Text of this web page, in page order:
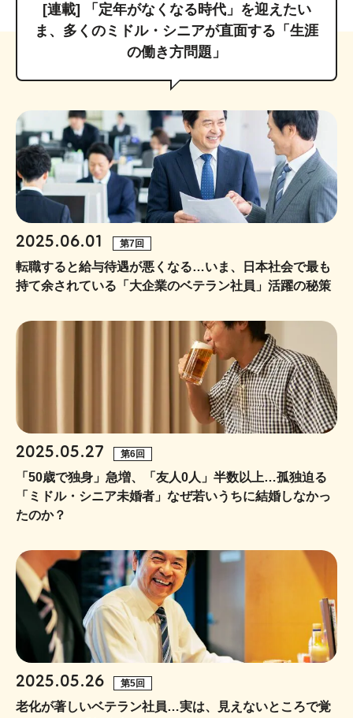
[連載] 「定年がなくなる時代」を迎えたい
ま、多くのミドル・シニアが直面する「生涯
の働き方問題」
2025.06.01 第7回
転職すると給与待遇が悪くなる…いま、日本社会で最も
持て余されている「大企業のベテラン社員」活躍の秘策
2025.05.27 第6回
「50歳で独身」急増、「友人0人」半数以上…孤独迫る
「ミドル・シニア未婚者」なぜ若いうちに結婚しなかっ
たのか？
2025.05.26 第5回
老化が著しいベテラン社員…実は、見えないところで覚